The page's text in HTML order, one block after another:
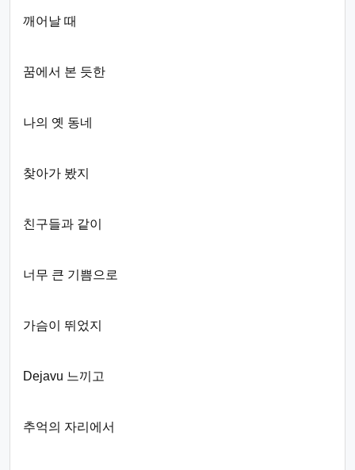
깨어날 때
꿈에서 본 듯한
나의 옛 동네
찾아가 봤지
친구들과 같이
너무 큰 기쁨으로
가슴이 뛰었지
Dejavu 느끼고
추억의 자리에서